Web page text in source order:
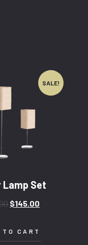
SALE!
Lamp Set
$145.00
TO CART